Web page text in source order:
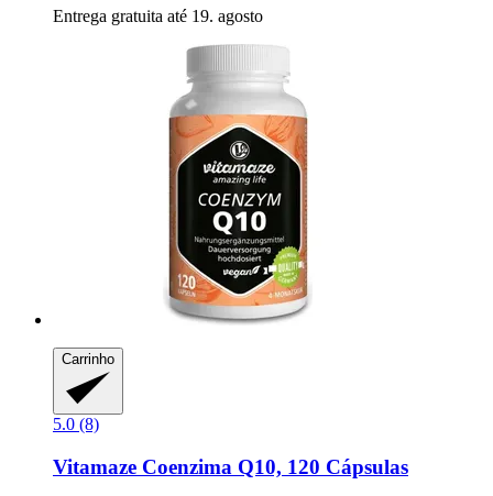
Entrega gratuita até 19. agosto
Carrinho
5.0 (8)
Vitamaze Coenzima Q10, 120 Cápsulas